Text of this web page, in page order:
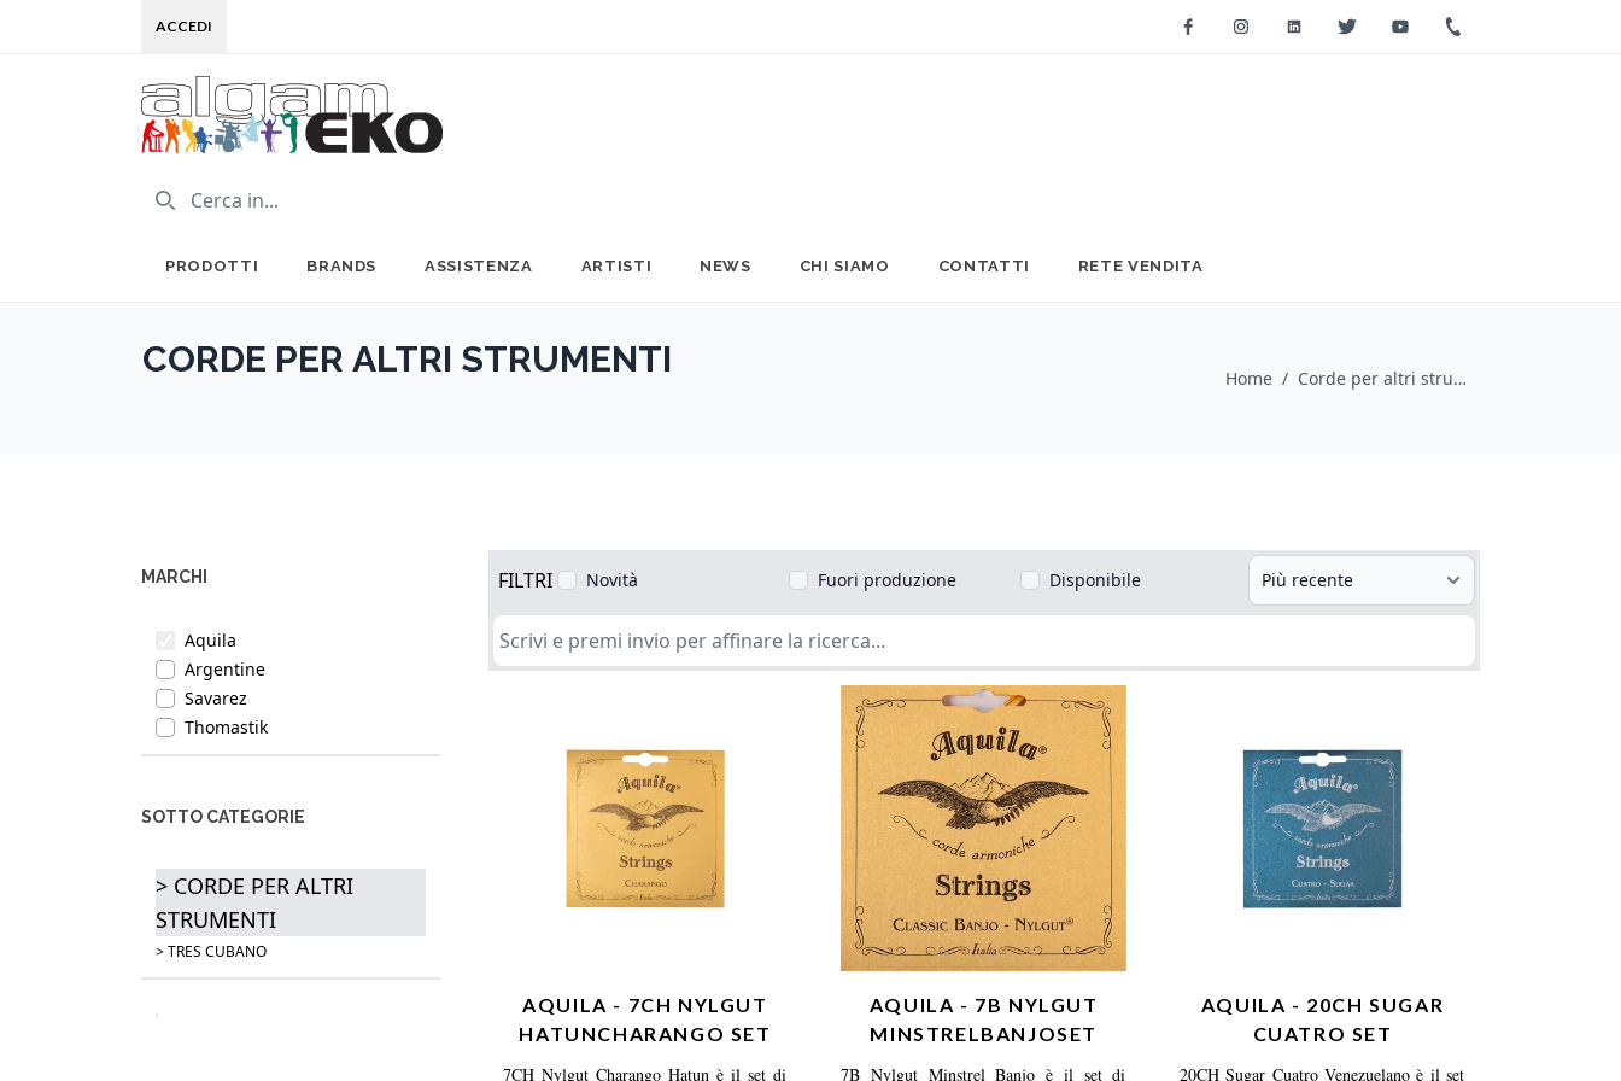
ACCEDI FacebookInstagramLinkedinTwitter Youtube
PRODOTTI BRANDS ASSISTENZA ARTISTI NEWS CHI SIAMO CONTATTI RETE VENDITA
CORDE PER ALTRI STRUMENTI Home / Corde per altri strumenti
MARCHI
Aquila
Argentine
Savarez
Thomastik
SOTTO CATEGORIE
> CORDE PER ALTRI
STRUMENTI
> TRES CUBANO
FILTRI Novità Fuori produzione Disponibile
AQUILA - 7CH NYLGUT
HATUNCHARANGO SET
7CH Nylgut Charango Hatun è il set di
AQUILA - 7B NYLGUT
MINSTRELBANJOSET
7B Nylgut Minstrel Banjo è il set di
AQUILA - 20CH SUGAR
CUATRO SET
20CH Sugar Cuatro Venezuelano è il set